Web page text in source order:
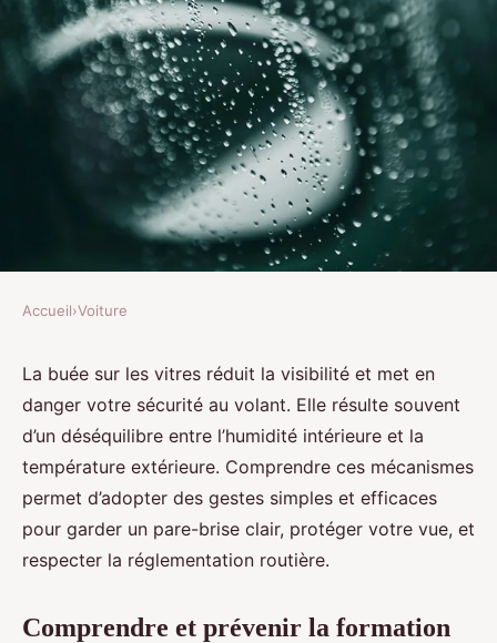
Comment éviter la buée et
améliorer votre visibilité en
voiture
Luna•22 juillet 2025 •4 min de lecture
Accueil›Voiture
La buée sur les vitres réduit la visibilité et met en
danger votre sécurité au volant. Elle résulte souvent
d’un déséquilibre entre l’humidité intérieure et la
température extérieure. Comprendre ces mécanismes
permet d’adopter des gestes simples et efficaces
pour garder un pare-brise clair, protéger votre vue, et
respecter la réglementation routière.
Comprendre et prévenir la formation